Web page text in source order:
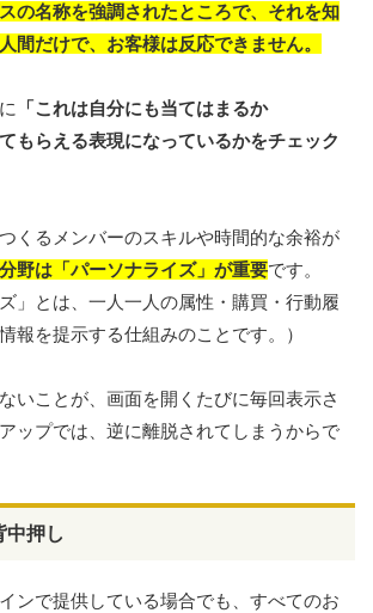
の名称を強調されたところで、それを知
間だけで、お客様は反応できません。
「これは自分にも当てはまるか
もらえる表現になっているかをチェック
くるメンバーのスキルや時間的な余裕が
野は「パーソナライズ」が重要です。
」とは、一人一人の属性・購買・行動履
報を提示する仕組みのことです。）
いことが、画面を開くたびに毎回表示さ
ップでは、逆に離脱されてしまうからで
中押し
ンで提供している場合でも、すべてのお